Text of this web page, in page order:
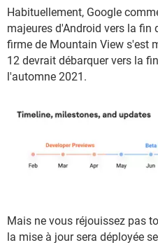
Habituellement, Google
majeures d'Android vers la fin
firme de Mountain View s'est
12 devrait débarquer vers la
l'automne 2021.
Mais ne vous réjouissez pas
la mise à jour sera déployée